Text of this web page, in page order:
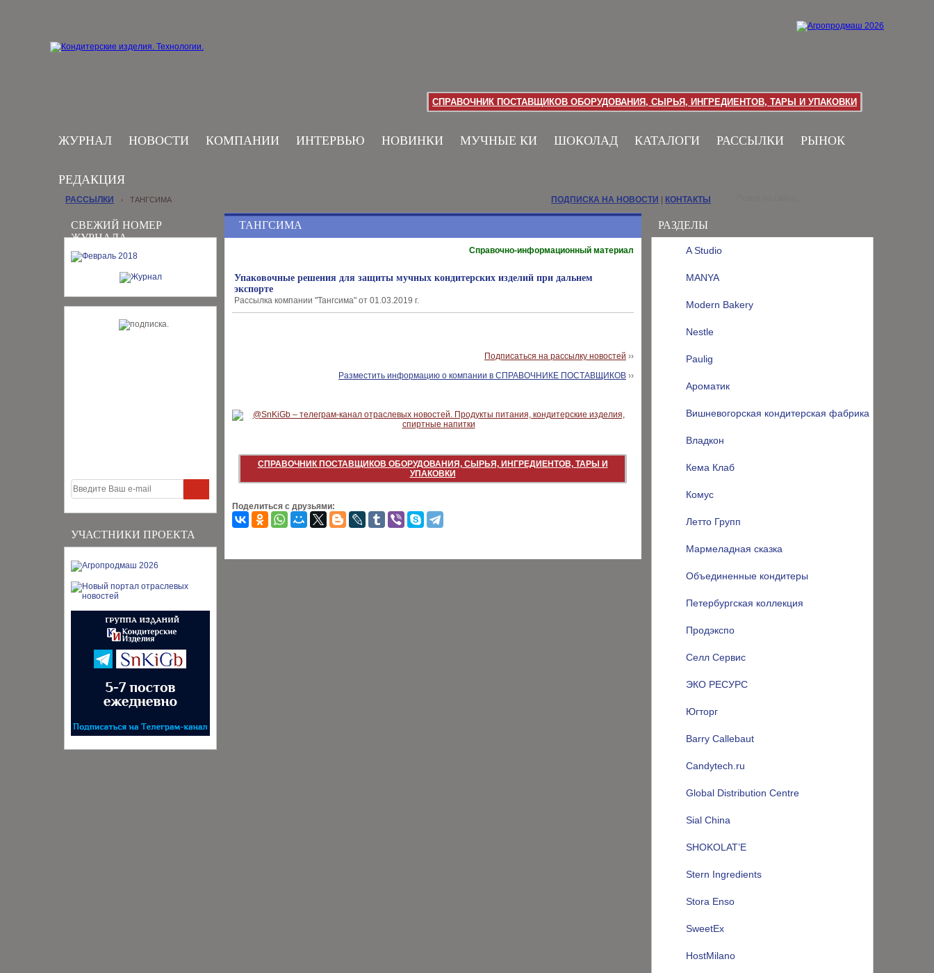
СПРАВОЧНИК ПОСТАВЩИКОВ ОБОРУДОВАНИЯ, СЫРЬЯ, ИНГРЕДИЕНТОВ, ТАРЫ И УПАКОВКИ
ЖУРНАЛ НОВОСТИ КОМПАНИИ ИНТЕРВЬЮ НОВИНКИ МУЧНЫЕ КИ ШОКОЛАД КАТАЛОГИ РАССЫЛКИ РЫНОК
РЕДАКЦИЯ
СВЕЖИЙ НОМЕР
ЖУРНАЛА
УЧАСТНИКИ ПРОЕКТА
РАЗДЕЛЫ
A Studio
MANYA
Modern Bakery
Nestle
Paulig
Ароматик
Вишневогорская кондитерская фабрика
Владкон
Кема Клаб
Комус
Летто Групп
Мармеладная сказка
Объединенные кондитеры
Петербургская коллекция
Продэкспо
Селл Сервис
ЭКО РЕСУРС
Югторг
Barry Callebaut
Candytech.ru
Global Distribution Centre
Sial China
SHOKOLAT’E
Stern Ingredients
Stora Enso
SweetEx
HostMilano
РАССЫЛКИ › ТАНГСИМА ПОДПИСКА НА НОВОСТИ КОНТАКТЫ
ТАНГСИМА
Справочно-информационный материал
Упаковочные решения для защиты мучных кондитерских изделий при дальнем
экспорте
Рассылка компании "Тангсима" от 01.03.2019 г.
Подписаться на рассылку новостей ››
Разместить информацию о компании в СПРАВОЧНИКЕ ПОСТАВЩИКОВ ››
СПРАВОЧНИК ПОСТАВЩИКОВ ОБОРУДОВАНИЯ, СЫРЬЯ, ИНГРЕДИЕНТОВ, ТАРЫ И
УПАКОВКИ
Поделиться с друзьями: